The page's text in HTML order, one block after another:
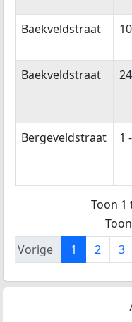
Baekveldstraat
Baekveldstraat 24
Bergeveldstraat 1
Toon 1
Toon
Vorige
1 2 3